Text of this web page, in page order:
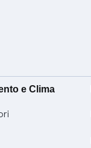
e Clima